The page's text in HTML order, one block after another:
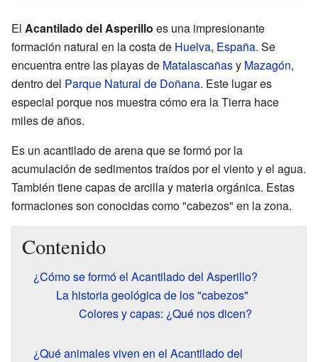
El Acantilado del Asperillo es una impresionante
formación natural en la costa de Huelva, España. Se
encuentra entre las playas de Matalascañasy Mazagón,
dentro del Parque Natural de Doñana. Este lugar es
especial porque nos muestra cómo era la Tierra hace
miles de años.
Es un acantilado de arena que se formó por la
acumulación de sedimentos traídos por el viento y el agua.
También tiene capas de arcilla y materia orgánica. Estas
formaciones son conocidas como "cabezos" en la zona.
Contenido
¿Cómo se formó el Acantilado del Asperillo?
La historia geológica de los "cabezos"
Colores y capas: ¿Qué nos dicen?
¿Qué animales viven en el Acantilado del